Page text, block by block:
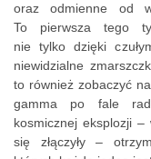
oraz odmienne od
To pierwsza tego
nie tylko dzięki
niewidzialne
to również zobaczyć
gamma po fale
kosmicznej eksplozji
się złączyły –